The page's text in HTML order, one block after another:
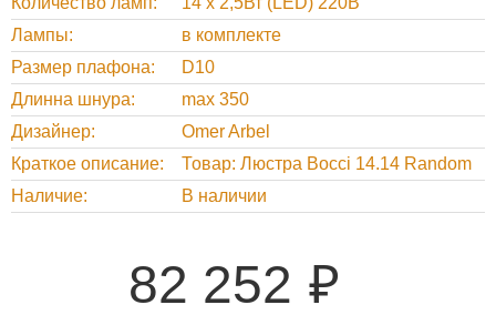
Лампы
в комплекте
Размер плафона
D10
Длинна шнура
max 350
Дизайнер
Omer Arbel
Краткое описание
Товар: Люстра Bocci 14.14 Random
Наличие
В наличии
82 252